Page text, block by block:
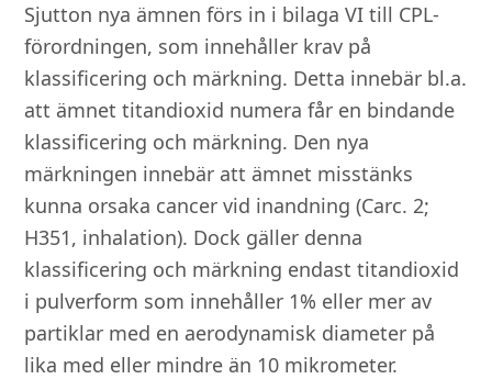
Sjutton nya ämnen förs in i bilaga VI till CPL-
förordningen, som innehåller krav på
klassificering och märkning. Detta innebär bl.a.
att ämnet titandioxid numera får en bindande
klassificering och märkning. Den nya
märkningen innebär att ämnet misstänks
kunna orsaka cancer vid inandning (Carc. 2;
H351, inhalation). Dock gäller denna
klassificering och märkning endast titandioxid
i pulverform som innehåller 1% eller mer av
partiklar med en aerodynamisk diameter på
lika med eller mindre än 10 mikrometer.